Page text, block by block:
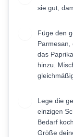
sie gut,
Füge den
Parmesan,
das
hinzu.
Lege die
einzigen
Bedarf
Größe